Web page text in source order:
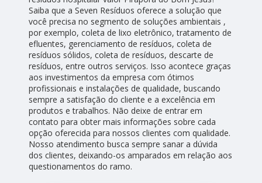
Saiba que a Seven Resíduos oferece a solução que
você precisa no segmento de soluções ambientais ,
por exemplo, coleta de lixo eletrônico, tratamento de
efluentes, gerenciamento de resíduos, coleta de
resíduos sólidos, coleta de resíduos, descarte de
resíduos, entre outros serviços. Isso acontece graças
aos investimentos da empresa com ótimos
profissionais e instalações de qualidade, buscando
sempre a satisfação do cliente e a excelência em
produtos e trabalhos. Não deixe de entrar em
contato para obter mais informações sobre cada
opção oferecida para nossos clientes com qualidade.
Nosso atendimento busca sempre sanar a dúvida
dos clientes, deixando-os amparados em relação aos
questionamentos do ramo.